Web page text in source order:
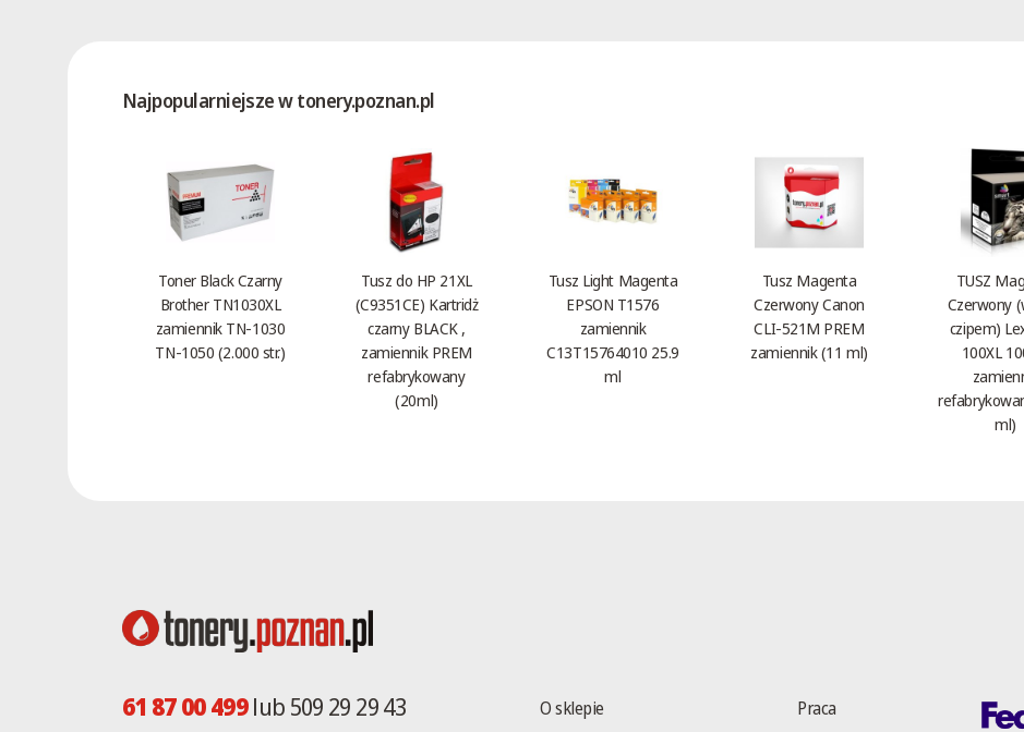
AL-2041
AR-152
AR-153E
Najpopularniejsze w tonery.poznan.pl
Toner Black Czarny
Brother TN1030XL
zamiennik TN-1030
TN-1050 (2.000 str.)
Tusz do HP 21XL
(C9351CE) Kartridż
czarny BLACK ,
zamiennik PREM
refabrykowany
(20ml)
Tusz Light Magenta
EPSON T1576
zamiennik
C13T15764010 25.9
ml
Tusz Magenta
Czerwony Canon
CLI-521M PREM
zamiennik (11 ml)
TUSZ
Czerwony
czipem)
100XL
ml)
61 87 00 499lub 509 29 29 43
O sklepie
Praca